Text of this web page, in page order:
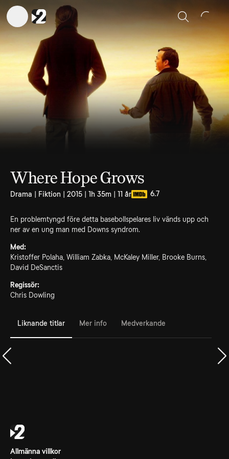
Sök
Where Hope Grows
Drama | Fiktion | 2015 | 1h 35m | 11 år 6.7
En problemtyngd före detta basebollspelares liv vänds upp och
ner av en ung man med Downs syndrom.
Med:
Kristoffer Polaha, William Zabka, McKaley Miller, Brooke Burns,
David DeSanctis
Regissör:
Chris Dowling
Liknande titlar Mer info Medverkande
Allmänna villkor